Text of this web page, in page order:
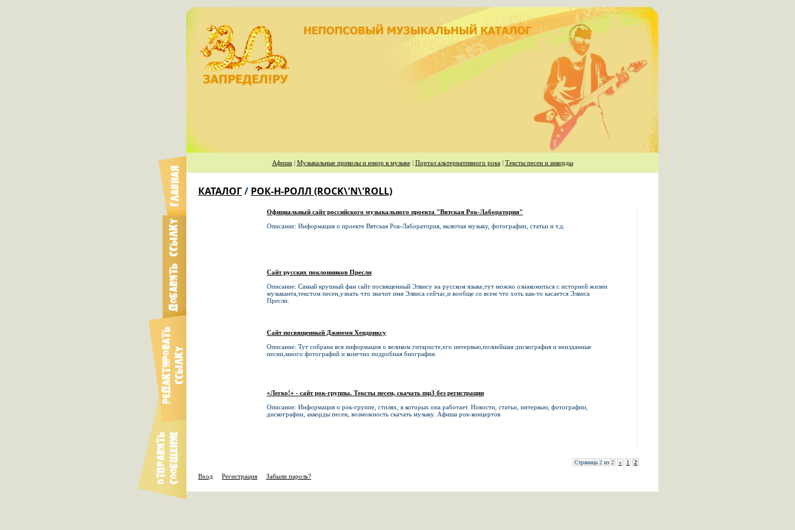
Афиша| Музыкальные приколы и юмор в музыке| Портал альтернативного рока| Тексты песен и аккорды
КАТАЛОГ/ РОК-Н-РОЛЛ (ROCK\'N\'ROLL)
Официальный сайт российского музыкального проекта "Вятская Рок-Лаборатория"
Описание: Информация о проекте Вятская Рок-Лаборатория, включая музыку, фотографии, статьи и т.д.
Сайт русских поклонников Пресли
Описание: Самый крупный фан сайт посвященный Элвису на русском языке,тут можно ознакомиться с историей жизни
музыканта,текстом песен,узнать что значит имя Элвиса сейчас,и вообще со всем что хоть как-то касается Элвиса
Пресли.
Сайт посвященный Джимми Хендриксу
Описание: Тут собрана вся информация о великом гитаристе,его интервью,полнейшая дискография и неизданные
песни,много фотографий и конечно подробная биография.
«Легко!» - сайт рок-группы. Тексты песен, скачать mp3 без регистрации
Описание: Информация о рок-группе, стилях, в которых она работает. Новости, статьи, интервью, фотографии,
дискографии, аккорды песен, возможность скачать музыку. Афиша рок-концертов
Страница 2 из 2 « 1 2
Вход Регистрация Забыли пароль?